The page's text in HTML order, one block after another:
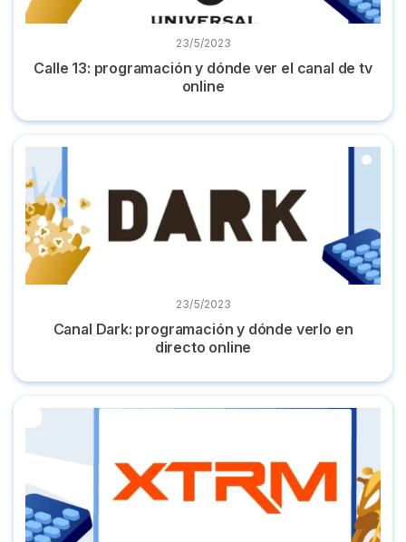
23/5/2023
Calle 13: programación y dónde ver el canal de tv
online
Canal Dark: programación y dónde verlo en directo online
23/5/2023
Canal Dark: programación y dónde verlo en
directo online
Canal XTRM: dónde verlo online y gratis + programación